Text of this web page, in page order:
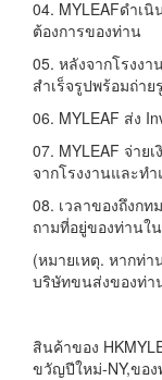
04. MYLEAFดำเ
ต้องการของท่าน
05. หลังจากโรงงา
สำเร็จรูปพร้อมถ่า
06. MYLEAF ส่ง
07. MYLEAF จ่าย
จากโรงงานและท
08. เวลาของถึงก
ถามที่อยู่ของท่านใ
(หมายเหตุ. หากท่
บริษัทขนส่งของท่า
สินค้าของ
ขวัญปีใหม่-NY,ขอ